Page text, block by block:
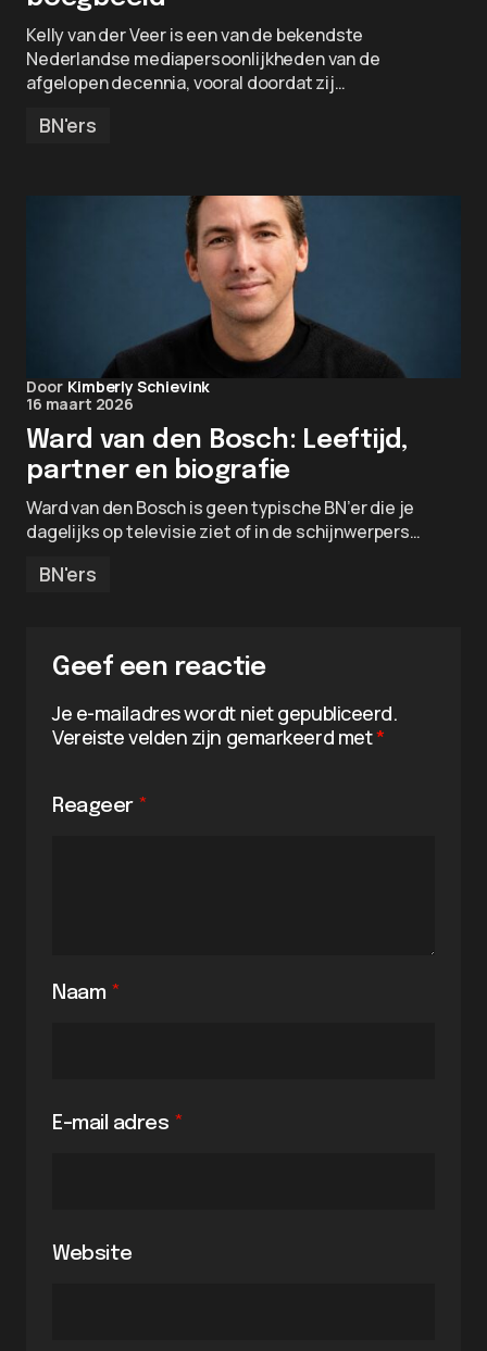
Kelly van der Veer is een van de bekendste
Nederlandse mediapersoonlijkheden van de
afgelopen decennia, vooral doordat zij…
BN'ers
Door Kimberly Schievink
16 maart 2026
Ward van den Bosch: Leeftijd,
partner en biografie
Ward van den Bosch is geen typische BN’er die je
dagelijks op televisie ziet of in de schijnwerpers…
BN'ers
Geef een reactie
Je e-mailadres wordt niet gepubliceerd.
Vereiste velden zijn gemarkeerd met*
Reageer *
Naam *
E-mail adres *
Website